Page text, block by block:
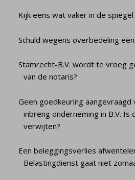
Kijk eens wat vaker in de
Schuld wegens overbedeling
Stamrecht-B.V. wordt te vroeg
van de notaris?
Geen goedkeuring
inbreng onderneming in B.V. Is
verwijten?
Een beleggingsverlies
Belastingdienst gaat niet